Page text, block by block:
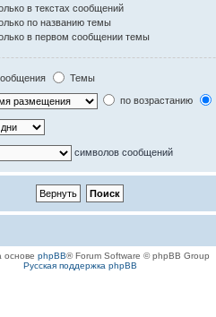
в текстах сообщений
по названию темы
в первом сообщении темы
Темы
по возрастанию
символов сообщений
основе phpBB® Forum Software © phpBB Group
Русская поддержка phpBB